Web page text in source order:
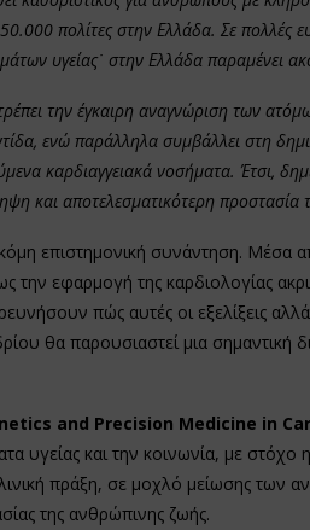
πολίτες στην Ελλάδα. Σε πολλές
υγείας˙ στην Ελλάδα παραμένει
την έγκαιρη αναγνώριση των
ενώ παράλληλα συμβάλλει στη
καρδιαγγειακά νοσήματα. Έτσι,
και αποτελεσματικότερη προστασία
επιστημονική συνάντηση. Μέσα
την εφαρμογή της καρδιολογίας
πώς αυτές οι εξελίξεις
θα παρουσιαστεί μια σημαντική
and Precision Medicine in
υγείας και την κοινωνία, με
πράξη, σε μοχλό μείωσης των
της ανθρώπινης ζωής.